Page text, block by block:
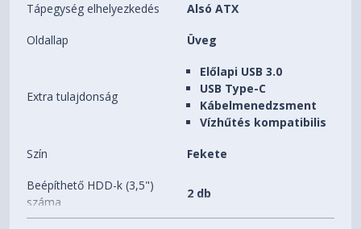
Tápegység elhelyezkedés Alsó ATX
Oldallap Üveg
Extra tulajdonság
Előlapi USB 3.0
USB Type-C
Kábelmenedzsment
Vízhűtés kompatibilis
Szín Fekete
Beépíthető HDD-k (3,5")
száma
2 db